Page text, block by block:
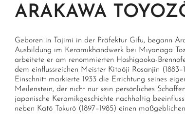
ARAKAWA
Geboren in Tajimi in der Präfektur Gifu, begann
Ausbildung im Keramikhandwerk bei Miyanaga
arbeitete er am renommierten Hoshigaoka-
dem einflussreichen Meister Kitaōji Rosanjin
Einschnitt markierte 1933 die Errichtung seines
Meilenstein, der nicht nur sein persönliches
japanische Keramikgeschichte nachhaltig
neben Katō Tokurō (1897–1985) einen